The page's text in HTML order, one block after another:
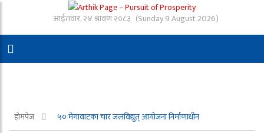
आईतवार, २४ श्रावण २०८३ (Sunday 9 August 2026)
होमपेज ५० मेगावाटका चार जलविद्युत् आयोजना निर्माणाधीन